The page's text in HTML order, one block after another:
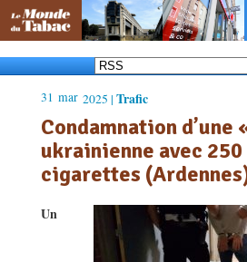
31 mar 2025 | Trafic
Condamnation d’une
ukrainienne avec
cigarettes
Un